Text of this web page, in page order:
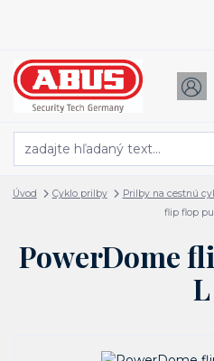
Úvod Cyklo prilby Prilby na cestnú
flip flop
PowerDome
L